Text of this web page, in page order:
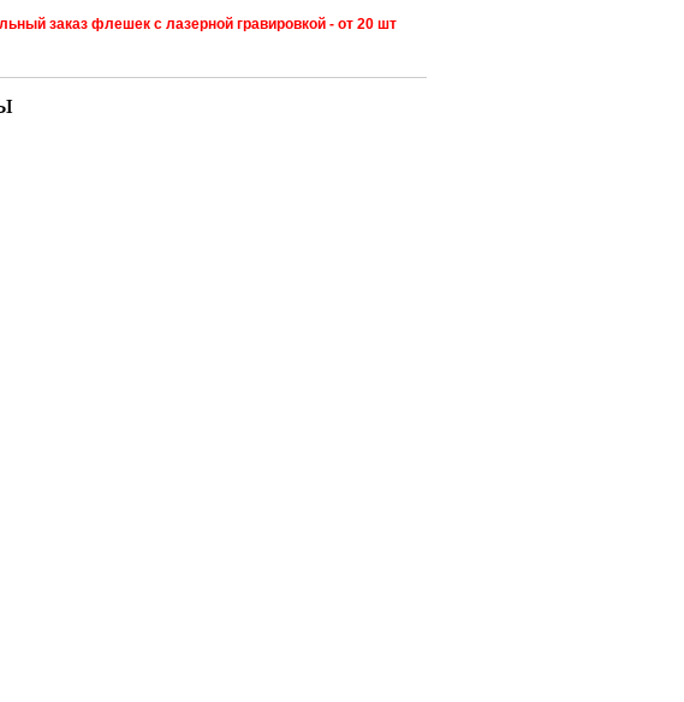
заказ флешек с лазерной гравировкой - от 20 шт